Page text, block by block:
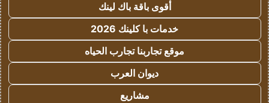
أقوى باقة باك لينك
خدمات با كلينك 2026
موقع تجاربنا تجارب الحياه
ديوان العرب
مشاريع